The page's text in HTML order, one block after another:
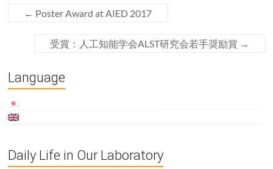
← Poster Award at AIED 2017
受賞：人工知能学会ALST研究会若手奨励賞 →
Language
Daily Life in Our Laboratory